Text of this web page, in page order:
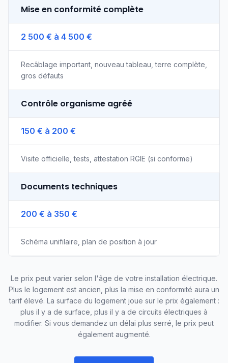
Mise en conformité complète
2 500 € à 4 500 €
Recâblage important, nouveau tableau, terre complète,
gros défauts
Contrôle organisme agréé
150 € à 200 €
Visite officielle, tests, attestation RGIE (si conforme)
Documents techniques
200 € à 350 €
Schéma unifilaire, plan de position à jour
Le prix peut varier selon l'âge de votre installation électrique.
Plus le logement est ancien, plus la mise en conformité aura un
tarif élevé. La surface du logement joue sur le prix également :
plus il y a de surface, plus il y a de circuits électriques à
modifier. Si vous demandez un délai plus serré, le prix peut
également augmenté.